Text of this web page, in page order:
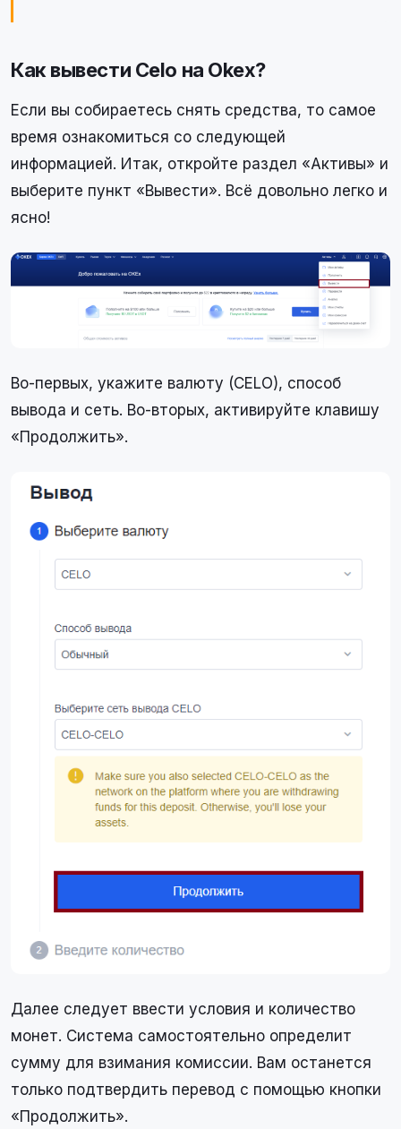
Как вывести Celo на Okex?
Если вы собираетесь снять средства, то самое
время ознакомиться со следующей
информацией. Итак, откройте раздел «Активы» и
выберите пункт «Вывести». Всё довольно легко и
ясно!
Во-первых, укажите валюту (CELO), способ
вывода и сеть. Во-вторых, активируйте клавишу
«Продолжить».
Далее следует ввести условия и количество
монет. Система самостоятельно определит
сумму для взимания комиссии. Вам останется
только подтвердить перевод с помощью кнопки
«Продолжить».